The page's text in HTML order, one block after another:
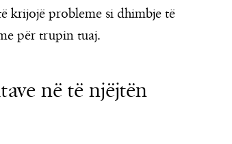
krijojë probleme si dhimbje të
për trupin tuaj.
në të njëjtën